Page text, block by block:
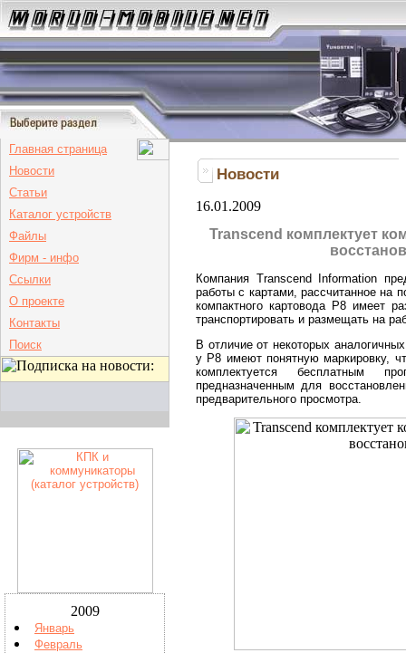
Главная страница
Новости
Статьи
Каталог устройств
Файлы
Фирм - инфо
Ссылки
О проекте
Контакты
Поиск
2009
Январь
Февраль
Новости
16.01.2009
Transcend комплектует
Компания Transcend Information
работы с картами, рассчитанное на
компактного картовода P8 имеет
транспортировать и размещать на
В отличие от некоторых
у P8 имеют понятную маркировку,
комплектуется бесплатным
предназначенным для
предварительного просмотра.